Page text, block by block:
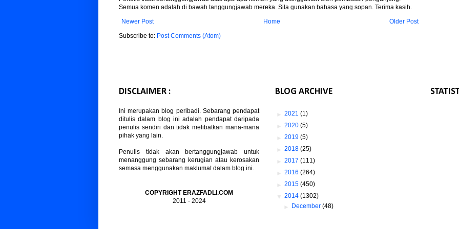
Semua komen adalah di bawah tanggungjawab mereka. Sila gunakan bahasa yang sopan. Terima kasih.
Newer Post
Older Post
Home
Subscribe to: Post Comments (Atom)
DISCLAIMER :
Ini merupakan blog peribadi. Sebarang pendapat
ditulis dalam blog ini adalah pendapat daripada
penulis sendiri dan tidak melibatkan mana-mana
pihak yang lain.
Penulis tidak akan bertanggungjawab untuk
menanggung sebarang kerugian atau kerosakan
semasa menggunakan maklumat dalam blog ini.
COPYRIGHT ERAZFADLI.COM
2011 - 2024
BLOG ARCHIVE
► 2021 (1)
► 2020 (5)
► 2019 (5)
► 2018 (25)
► 2017 (111)
► 2016 (264)
► 2015 (450)
▼ 2014 (1302)
► December(48)